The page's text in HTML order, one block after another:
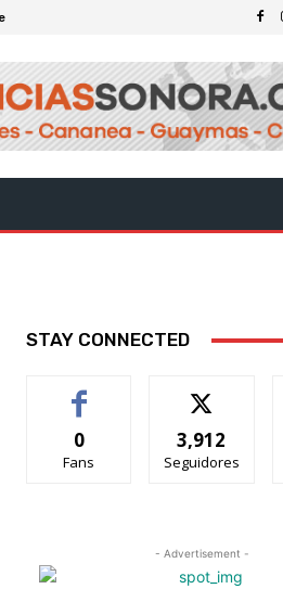
STAY CONNECTED
0
Fans
3,912
Seguidores
- Advertisement -